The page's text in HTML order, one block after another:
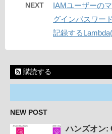
NEXT
IAMユーザーの
グインパスワー
記録する
購読する
NEW POST
ハンズオン: